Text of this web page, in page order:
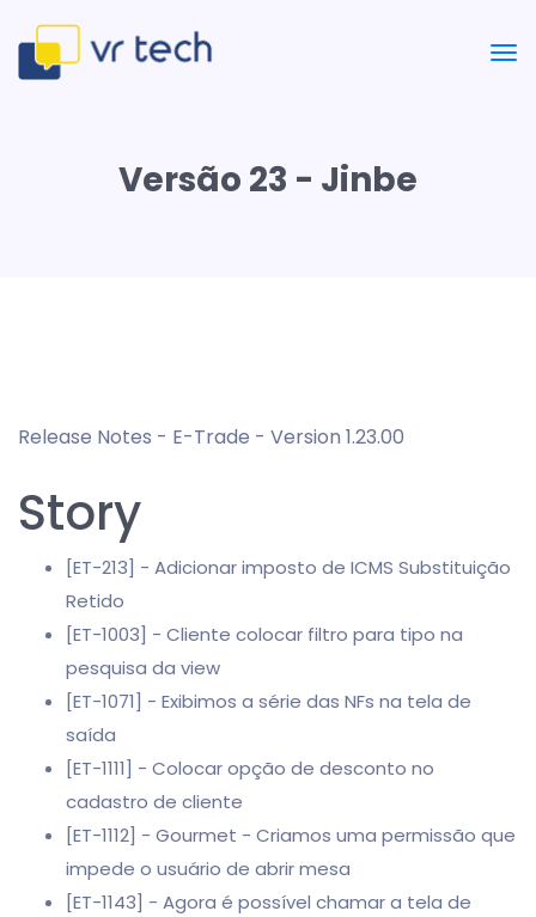
Versão 23 - Jinbe
Release Notes - E-Trade - Version 1.23.00
Story
[ET-213] - Adicionar imposto de ICMS Substituição
Retido
[ET-1003] - Cliente colocar filtro para tipo na
pesquisa da view
[ET-1071] - Exibimos a série das NFs na tela de
saída
[ET-1111] - Colocar opção de desconto no
cadastro de cliente
[ET-1112] - Gourmet - Criamos uma permissão que
impede o usuário de abrir mesa
[ET-1143] - Agora é possível chamar a tela de